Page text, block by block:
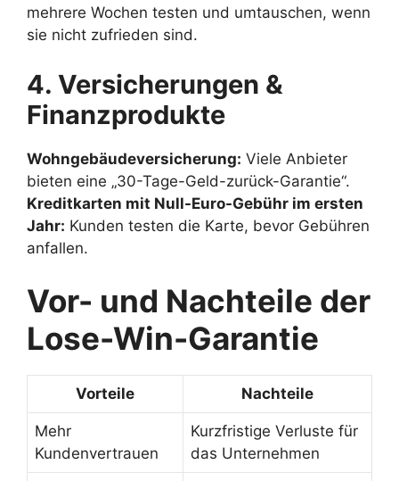
mehrere Wochen testen und umtauschen, wenn
sie nicht zufrieden sind.
4. Versicherungen &
Finanzprodukte
Wohngebäudeversicherung: Viele Anbieter
bieten eine „30-Tage-Geld-zurück-Garantie“.
Kreditkarten mit Null-Euro-Gebühr im ersten
Jahr: Kunden testen die Karte, bevor Gebühren
anfallen.
Vor- und Nachteile der
Lose-Win-Garantie
Vorteile Nachteile
Mehr
Kundenvertrauen
Kurzfristige Verluste für
das Unternehmen